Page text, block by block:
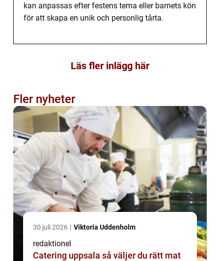
kan anpassas efter festens tema eller barnets kön
för att skapa en unik och personlig tårta.
Läs fler inlägg här
Fler nyheter
30 juli 2026 Viktoria Uddenholm
redaktionel
Catering uppsala så väljer du rätt mat